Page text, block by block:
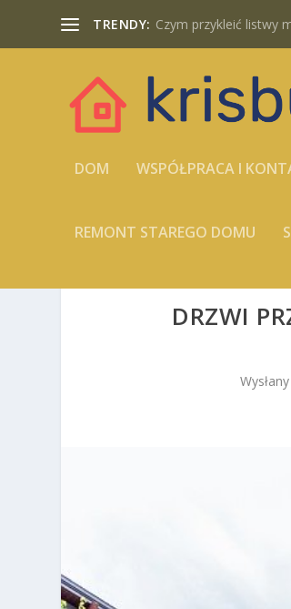
TRENDY: Czym przykleić listwy
DOM WSPÓŁPRACA I
REMONT STAREGO DOMU
DRZWI